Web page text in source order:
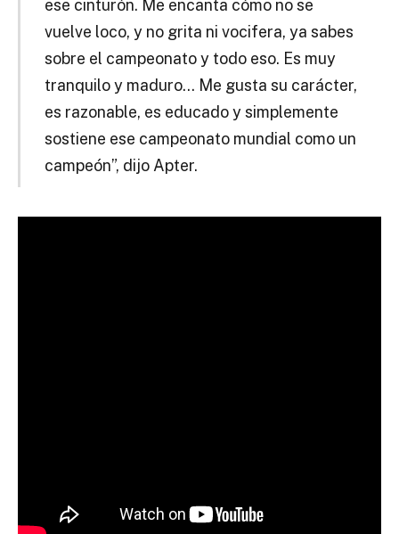
ese cinturón. Me encanta cómo no se
vuelve loco, y no grita ni vocifera, ya sabes
sobre el campeonato y todo eso. Es muy
tranquilo y maduro… Me gusta su carácter,
es razonable, es educado y simplemente
sostiene ese campeonato mundial como un
campeón”, dijo Apter.